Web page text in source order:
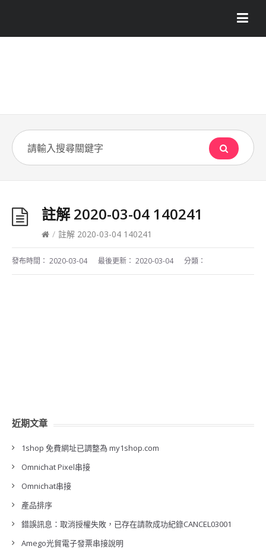
註解 2020-03-04 140241
/ 註解 2020-03-04 140241
發布時間： 2020-03-04 最後更新： 2020-03-04 分類：
近期文章
1shop 免費網址已調整為 my1shop.com
Omnichat Pixel串接
Omnichat串接
產品排序
錯誤訊息：取消授權失敗，已存在請款成功紀錄CANCEL03001
Amego光貿電子發票串接說明